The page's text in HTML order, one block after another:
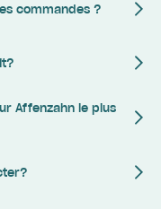
commandes ?
Affenzahn le plus